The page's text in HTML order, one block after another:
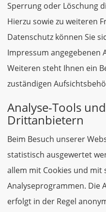
Sperrung oder Löschung
Hierzu sowie zu weiteren
Datenschutz können Sie
Impressum angegebenen
Weiteren steht Ihnen ein
zuständigen
Analyse-Tools
Drittanbietern
Beim Besuch unserer
statistisch ausgewertet
allem mit Cookies und mit
Analyseprogrammen. Die
erfolgt in der Regel